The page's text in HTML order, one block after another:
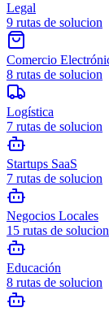
Legal
9 rutas de solucion
Comercio
8 rutas de solucion
Logística
7 rutas de solucion
Startups SaaS
7 rutas de solucion
Negocios Locales
15 rutas de solucion
Educación
8 rutas de solucion